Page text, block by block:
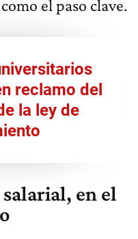
el paso clave.
reclamo del
la ley de
en el